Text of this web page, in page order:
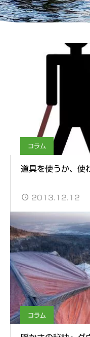
コラム
道具を使うか、使
2013.12.12
コラム